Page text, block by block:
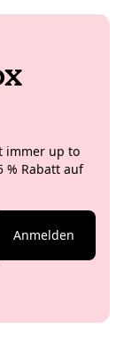
immer up to
% Rabatt auf
Anmelden